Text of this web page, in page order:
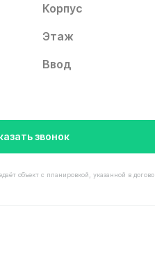
Корпус
Этаж
Ввод
звонок
объект с планировкой, указанной в